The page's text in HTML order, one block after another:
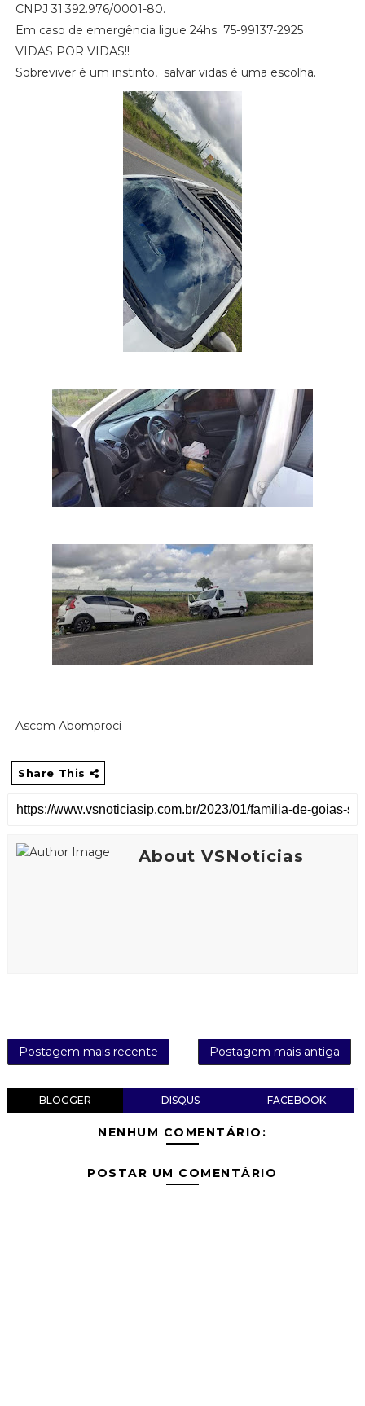
CNPJ 31.392.976/0001-80.
Em caso de emergência ligue 24hs 75-99137-2925
VIDAS POR VIDAS!!
Sobreviver é um instinto, salvar vidas é uma escolha.
Ascom Abomproci
Share This
About VSNotícias
Postagem mais recente Postagem mais antiga
BLOGGER DISQUS FACEBOOK
NENHUM COMENTÁRIO:
POSTAR UM COMENTÁRIO